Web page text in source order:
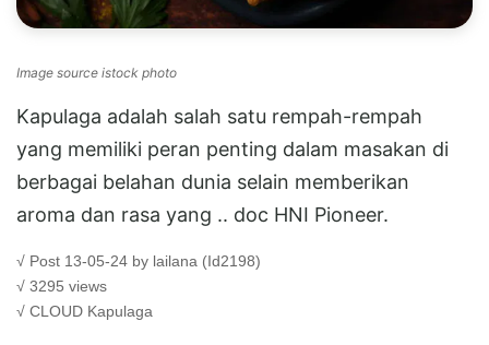
Image source istock photo
Kapulaga adalah salah satu rempah-rempah
yang memiliki peran penting dalam masakan di
berbagai belahan dunia selain memberikan
aroma dan rasa yang .. doc HNI Pioneer.
√ Post 13-05-24 by lailana (Id2198)
√ 3295 views
√ CLOUD Kapulaga